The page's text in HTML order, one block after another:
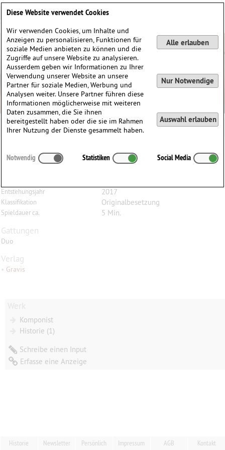
Fantasia piccola, für Bratsche und Klavier
Entstehungsjahr 2017
Klassifikation Originalbesetzung
Spieldauer ca. 5 Min.
Gattungen
Duo
Verlag
• Gravis
Komponist
Historie (1)
Schreibe einen Input
Erfasse eine Anzeige
Historie Newsletter Persönlich Impressum AGB Kontakt
Diese Website verwendet Cookies
Wir verwenden Cookies, um Inhalte und
Anzeigen zu personalisieren, Funktionen für
soziale Medien anbieten zu können und die
Zugriffe auf unsere Website zu analysieren.
Ausserdem geben wir Informationen zu Ihrer
Verwendung unserer Website an unsere
Partner für soziale Medien, Werbung und
Analysen weiter. Unsere Partner führen diese
Informationen möglicherweise mit weiteren
Daten zusammen, die Sie ihnen
bereitgestellt haben oder die sie im Rahmen
Ihrer Nutzung der Dienste gesammelt haben.
Alle erlauben
Nur Notwendige
Auswahl erlauben
Notwendig Statistiken Social Media